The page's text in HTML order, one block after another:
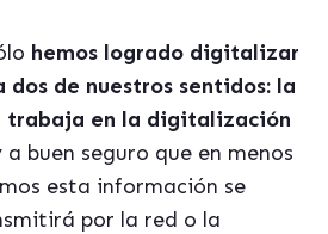
hemos logrado digitalizar
de nuestros sentidos: la
trabaja en la digitalización
a buen seguro que en menos
esta información se
por la red o la